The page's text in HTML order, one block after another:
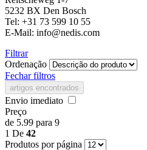
5232 BX Den Bosch
Tel: +31 73 599 10 55
E-Mail: info@nedis.com
Filtrar
Ordenação
Fechar filtros
artigos encontrados
Envio imediato
Preço
de 5.99 para 9
1 De 42
Produtos por página